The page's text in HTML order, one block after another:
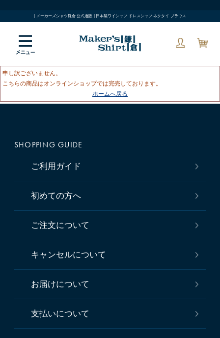
| メーカーズシャツ鎌倉 公式通販 | 日本製ワイシャツ ドレスシャツ ネクタイ ブラウス
申し訳ございません。
こちらの商品はオンラインショップでは完売しております。
ホームへ戻る
SHOPPING GUIDE
ご利用ガイド
初めての方へ
ご注文について
キャンセルについて
お届けについて
支払いについて